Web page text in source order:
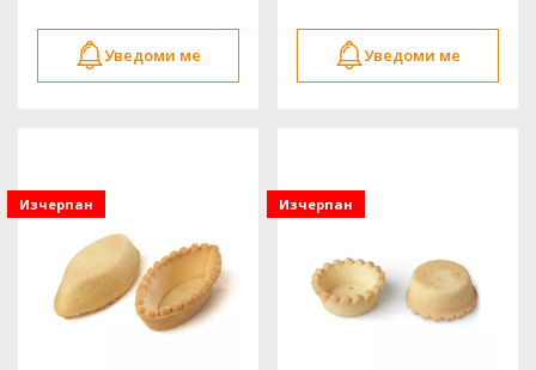
Уведоми ме Уведоми ме
Изчерпан Изчерпан